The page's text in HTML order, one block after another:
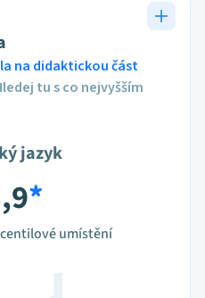
na didaktickou část
tu s co nejvyšším
jazyk
*
umístění